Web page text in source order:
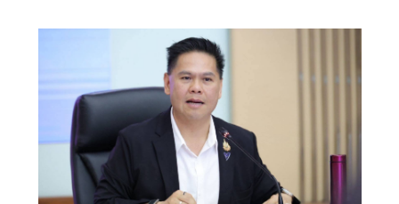
Manufacturing of Thailand for SMEs : GMT SMEs (GMT By
DIPROM)” มาตรฐานการผลิตสำหรับ SMEs ไทย ครอบคลุม